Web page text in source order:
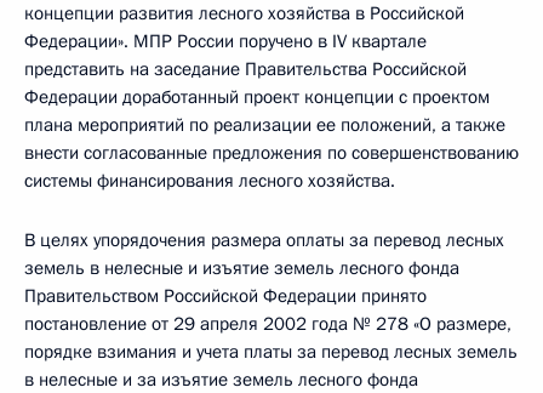
концепции развития лесного хозяйства в Российской
Федерации». МПР России поручено в IV квартале
представить на заседание Правительства Российской
Федерации доработанный проект концепции с проектом
плана мероприятий по реализации ее положений, а также
внести согласованные предложения по совершенствованию
системы финансирования лесного хозяйства.
В целях упорядочения размера оплаты за перевод лесных
земель в нелесные и изъятие земель лесного фонда
Правительством Российской Федерации принято
постановление от 29 апреля 2002 года № 278 «О размере,
порядке взимания и учета платы за перевод лесных земель
в нелесные и за изъятие земель лесного фонда